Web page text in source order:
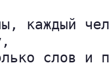
каждый
слов и